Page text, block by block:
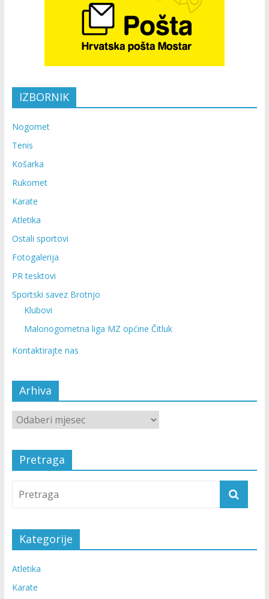
IZBORNIK
Nogomet
Tenis
Košarka
Rukomet
Karate
Atletika
Ostali sportovi
Fotogalerija
PR tesktovi
Sportski savez Brotnjo
Klubovi
Malonogometna liga MZ općine Čitluk
Kontaktirajte nas
Arhiva
Pretraga
Kategorije
Atletika
Karate